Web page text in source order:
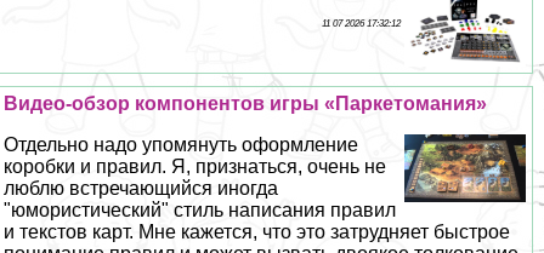
11 07 2026 17:32:12
Видео-обзор компонентов игры «Паркетомания»
Отдельно надо упомянуть оформление
коробки и правил. Я, признаться, очень не
люблю встречающийся иногда
"юмористический" стиль написания правил
и текстов карт. Мне кажется, что это затрудняет быстрое